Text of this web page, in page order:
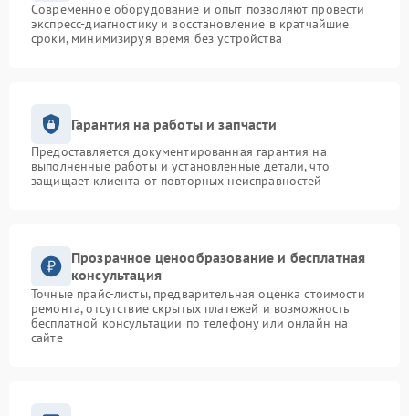
Современное оборудование и опыт позволяют провести
экспресс-диагностику и восстановление в кратчайшие
сроки, минимизируя время без устройства
Гарантия на работы и запчасти
Предоставляется документированная гарантия на
выполненные работы и установленные детали, что
защищает клиента от повторных неисправностей
Прозрачное ценообразование и бесплатная
консультация
Точные прайс-листы, предварительная оценка стоимости
ремонта, отсутствие скрытых платежей и возможность
бесплатной консультации по телефону или онлайн на
сайте